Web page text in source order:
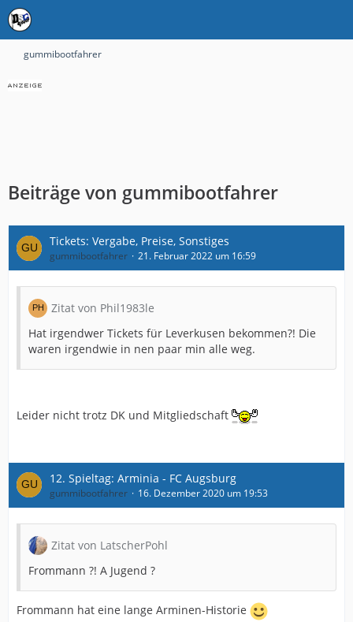
gummibootfahrer
Beiträge von gummibootfahrer
Tickets: Vergabe, Preise, Sonstiges
gummibootfahrer 21. Februar 2022 um 16:59
Zitat von Phil1983le
Hat irgendwer Tickets für Leverkusen bekommen?! Die
waren irgendwie in nen paar min alle weg.
Leider nicht trotz DK und Mitgliedschaft
12. Spieltag: Arminia - FC Augsburg
gummibootfahrer 16. Dezember 2020 um 19:53
Zitat von LatscherPohl
Frommann ?! A Jugend ?
Frommann hat eine lange Arminen-Historie